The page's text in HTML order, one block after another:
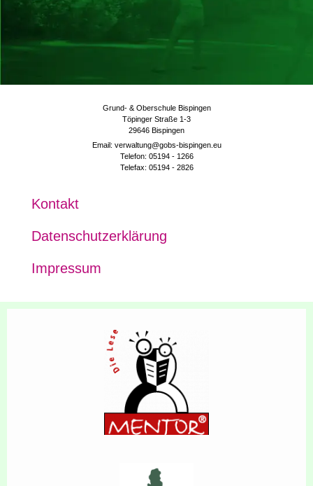
Grund- & Oberschule Bispingen
Töpinger Straße 1-3
29646 Bispingen
Email: verwaltung@gobs-bispingen.eu
Telefon: 05194 - 1266
Telefax: 05194 - 2826
Kon­takt
Daten­schutz­er­klä­rung
Impres­sum